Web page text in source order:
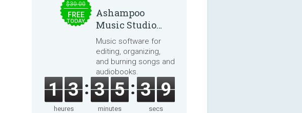
$30.00
FREE
TODAY
Ashampoo
Music Studio
2025
Music software for
editing, organizing,
and burning songs and
audiobooks.
1 3
heures
3 5
minutes
3 8
secs